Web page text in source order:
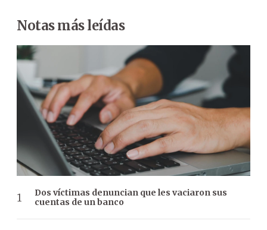
Notas más leídas
Dos víctimas denuncian que les vaciaron sus
cuentas de un banco